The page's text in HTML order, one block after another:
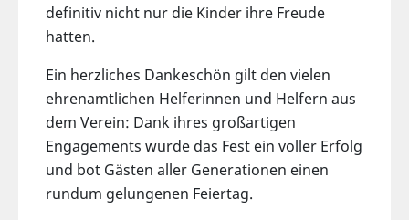
definitiv nicht nur die Kinder ihre Freude
hatten.
Ein herzliches Dankeschön gilt den vielen
ehrenamtlichen Helferinnen und Helfern aus
dem Verein: Dank ihres großartigen
Engagements wurde das Fest ein voller Erfolg
und bot Gästen aller Generationen einen
rundum gelungenen Feiertag.